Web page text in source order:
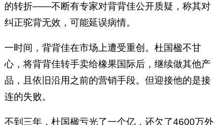
的转折——不断有专家对背背佳公开质疑，称其对
纠正驼背无效，可能延误病情。
一时间，背背佳在市场上遭受重创。杜国楹不甘
心，将背背佳转手卖给橡果国际后，继续做其他产
品，且依旧沿用之前的营销手段。但迎接他的是接
连的失败。
不到三年，杜国楹亏光了一个亿，还欠了4600万外